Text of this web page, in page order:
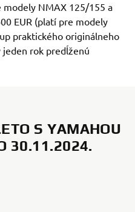
modely NMAX 125/155 a
EUR (platí pre modely
praktického originálneho
jeden rok predĺženú
S YAMAHOU
30.11.2024.